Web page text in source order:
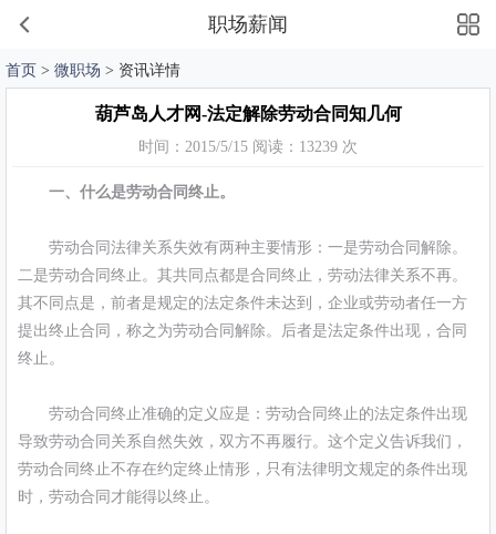
职场薪闻
首页 > 微职场 > 资讯详情
葫芦岛人才网-法定解除劳动合同知几何
时间：2015/5/15 阅读：13239 次
一、什么是劳动合同终止。
劳动合同法律关系失效有两种主要情形：一是劳动合同解除。
二是劳动合同终止。其共同点都是合同终止，劳动法律关系不再。
其不同点是，前者是规定的法定条件未达到，企业或劳动者任一方
提出终止合同，称之为劳动合同解除。后者是法定条件出现，合同
终止。
劳动合同终止准确的定义应是：劳动合同终止的法定条件出现
导致劳动合同关系自然失效，双方不再履行。这个定义告诉我们，
劳动合同终止不存在约定终止情形，只有法律明文规定的条件出现
时，劳动合同才能得以终止。